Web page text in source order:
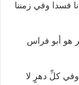
فسدا وفي زمننا
هو أبو فراس
كلِّ دهرٍ لا